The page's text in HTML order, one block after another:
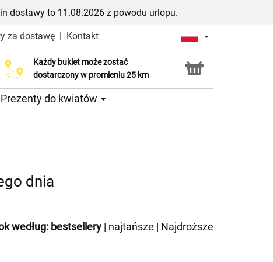
dostawy to 11.08.2026 z powodu urlopu.
za dostawę | Kontakt
Każdy bukiet może zostać
dostarczony w promieniu 25 km
Usługa Click & Collect
Prezenty do kwiatów
dnia
według: bestsellery | najtańsze | Najdroższe